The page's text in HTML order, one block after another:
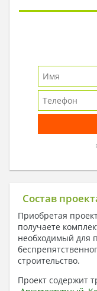
Состав
Приобретая
получаете
необходимый для
строительство.
Проект содержит